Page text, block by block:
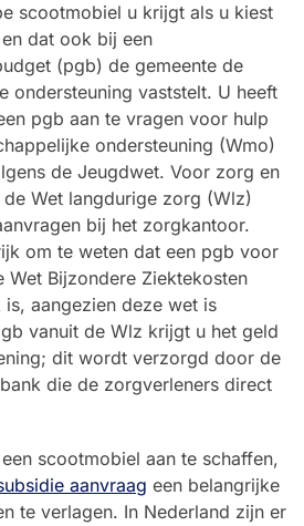
scootmobiel u krijgt als u kiest
dat ook bij een
(pgb) de gemeente de
ondersteuning vaststelt. U heeft
pgb aan te vragen voor hulp
ondersteuning (Wmo)
de Jeugdwet. Voor zorg en
Wet langdurige zorg (Wlz)
bij het zorgkantoor.
om te weten dat een pgb voor
Wet Bijzondere Ziektekosten
aangezien deze wet is
vanuit de Wlz krijgt u het geld
dit wordt verzorgd door de
die de zorgverleners direct
scootmobiel aan te schaffen,
aanvraag een belangrijke
te verlagen. In Nederland zijn er